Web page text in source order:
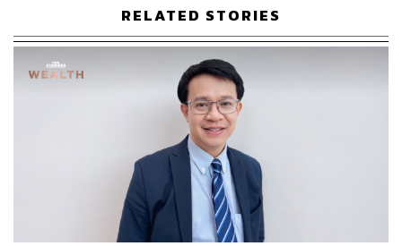
เอกชนขยายตัว 10.1% และการลงทุนภาครัฐขยายตัว
9.4%
การส่งออกสินค้าและบริการยังขยายตัวได้ดีถึง 12.6%
YoY โดยการส่งออกสินค้าขยายตัวถึง 15.5% โดย
เฉพาะสินค้าที่เกี่ยวข้องกับเทคโนโลยี อุปกรณ์
โทรคมนาคม ชิ้นส่วนคอมพิวเตอร์ และรถกระบะ ส่วน
การส่งออกบริการอยู่ที่ 1.0%
การอุปโภคและการใช้จ่ายของภาครัฐเร่งตัวขึ้น
3.4%YoY เนื่องจากมีการเร่งรัดการเบิกจ่ายงบประมาณ
ของภาครัฐ ทั้งในส่วนของรายจ่ายประจำและรายจ่าย
การโอนเพื่อสวัสดิการสังคม
RELATED STORIES